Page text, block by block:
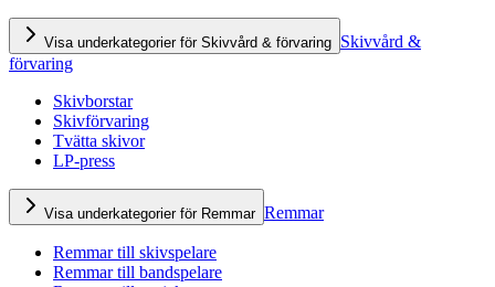
Visa underkategorier för Skivvård & förvaring Skivvård &
förvaring
Skivborstar
Skivförvaring
Tvätta skivor
LP-press
Visa underkategorier för Remmar Remmar
Remmar till skivspelare
Remmar till bandspelare